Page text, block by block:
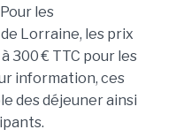
les
Lorraine, les prix
300 € TTC pour les
information, ces
des déjeuner ainsi